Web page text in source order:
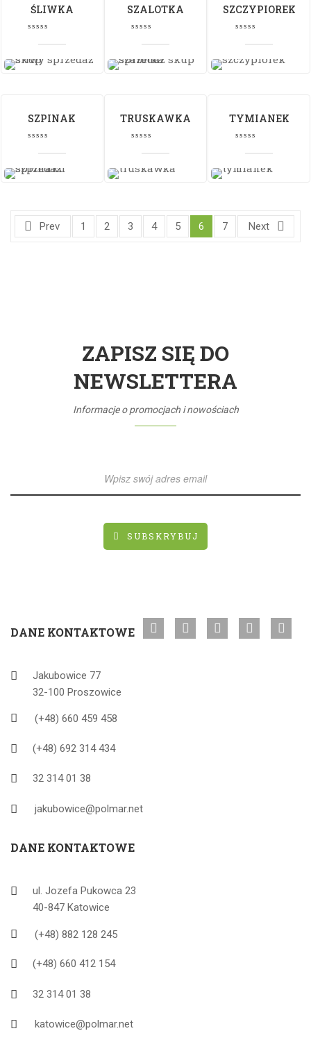
ŚLIWKA SZALOTKA SZCZYPIOREK
SZPINAK TRUSKAWKA TYMIANEK
Prev 1 2 3 4 5 6 7 Next
ZAPISZ SIĘ DO
NEWSLETTERA
Informacje o promocjach i nowościach
SUBSKRYBUJ
DANE KONTAKTOWE
Jakubowice 77
32-100 Proszowice
(+48) 660 459 458
(+48) 692 314 434
32 314 01 38
jakubowice@polmar.net
DANE KONTAKTOWE
ul. Jozefa Pukowca 23
40-847 Katowice
(+48) 882 128 245
(+48) 660 412 154
32 314 01 38
katowice@polmar.net